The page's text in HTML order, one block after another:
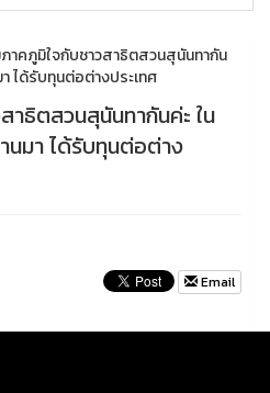
ภาคภูมิใจกับชาวสาธิตสวนสุนันทากัน
า ได้รับทุนต่อต่างประเทศ
าธิตสวนสุนันทากันค่ะ ใน
นมา ได้รับทุนต่อต่าง
Email